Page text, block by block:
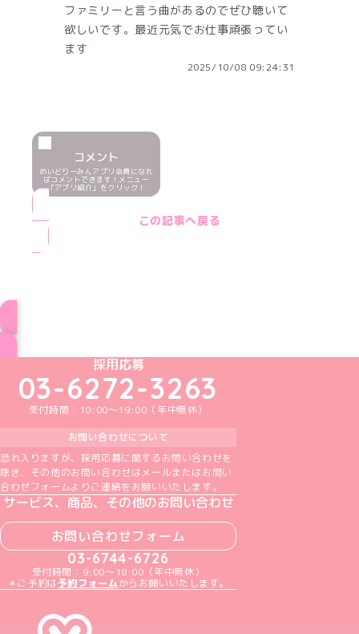
ファミリーと言う曲があるのでぜひ聴いて
欲しいです。最近元気でお仕事頑張ってい
ます
2025/10/08 09:24:31
コメント
めいどりーみんアプリ会員になれ
ばコメントできます！メニュー
「アプリ紹介」をクリック！
この記事へ戻る
めいどりーみんTikTok公式アカウント
めいどりーみんX公式アカウント
めいどりーみんInstagram公式アカウント
めいどりーみんFacebook公式アカウン
めいどりーみんYouTube公式アカ
採用応募
03-6272-3263
受付時間：10:00～19:00（年中無休）
お問い合わせについて
恐れ入りますが、採用応募に関するお問い合わせを
除き、その他のお問い合わせはメールまたはお問い
合わせフォームよりご連絡をお願いいたします。
サービス、商品、その他のお問い合わせ
お問い合わせフォーム
03-6744-6726
受付時間：9:00～18:00（年中無休）
＊ご予約は予約フォームからお願いいたします。